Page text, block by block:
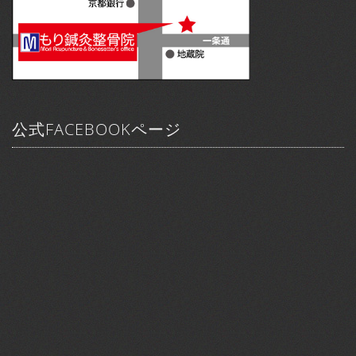
公式FACEBOOKページ